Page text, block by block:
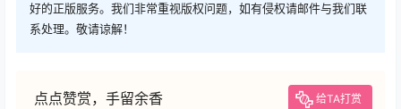
好的正版服务。我们非常重视版权问题，如有侵权请邮件与我们联
系处理。敬请谅解！
点点赞赏，手留余香 给TA打赏